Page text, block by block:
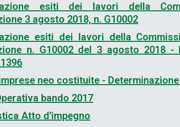
esiti dei lavori della
3 agosto 2018, n. G10002
esiti dei lavori della
n. G10002 del 3 agosto 2018 -
neo costituite -
bando 2017
Atto d’impegno